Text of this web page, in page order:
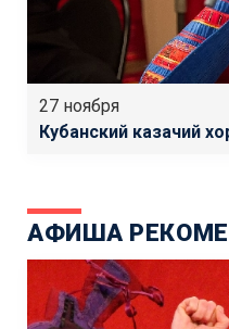
27 ноября
Кубанский казачий
АФИША